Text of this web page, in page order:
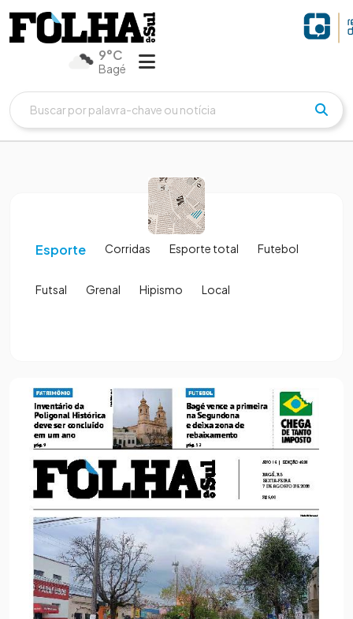
9°C
Bagé
Esporte Corridas Esporte total Futebol
Futsal Grenal Hipismo Local